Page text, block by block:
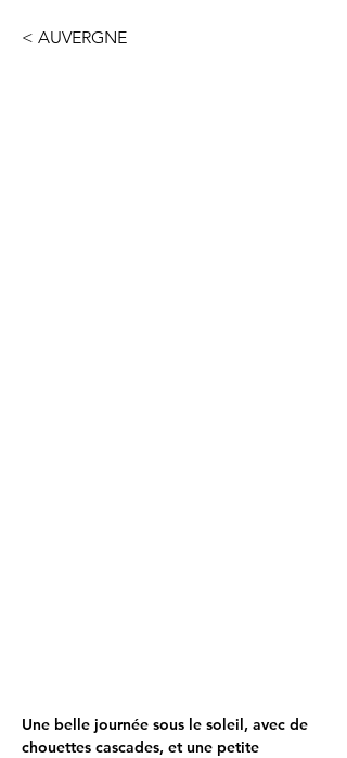
< AUVERGNE
Une belle journée sous le soleil, avec de
chouettes cascades, et une petite